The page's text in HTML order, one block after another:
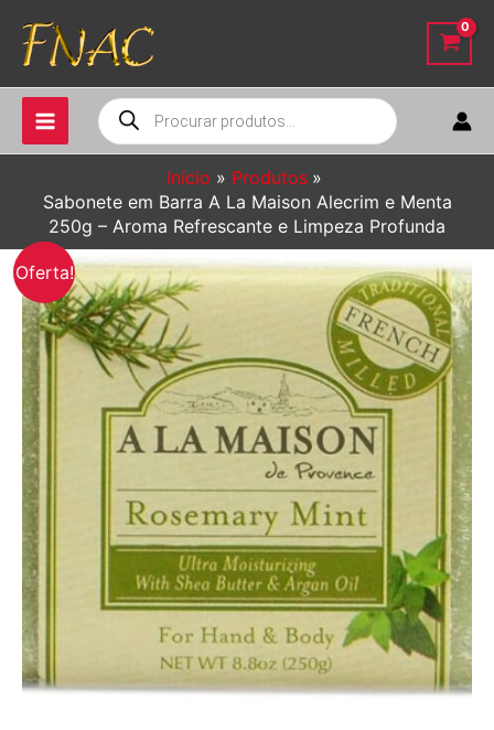
para
conteúdo
Pesquisar
produtos
Início
Produtos
Sabonete em Barra A La Maison Alecrim e Menta
250g – Aroma Refrescante e Limpeza Profunda
Oferta!